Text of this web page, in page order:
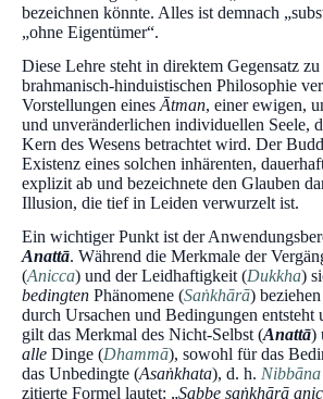
bezeichnen könnte. Alles ist demnach
„ohne Eigentümer“.
Diese Lehre steht in direktem Gegensatz
brahmanisch-hinduistischen Philosophie
Vorstellungen eines Ātman, einer ewigen,
und unveränderlichen individuellen Seele,
Kern des Wesens betrachtet wird. Der
Existenz eines solchen inhärenten,
explizit ab und bezeichnete den Glauben
Illusion, die tief in Leiden verwurzelt ist.
Ein wichtiger Punkt ist der
Anattā. Während die Merkmale der
(Anicca) und der Leidhaftigkeit (Dukkha)
bedingten Phänomene (Saṅkhārā)
durch Ursachen und Bedingungen entsteht
gilt das Merkmal des Nicht-Selbst (Anattā)
alle Dinge (Dhammā), sowohl für das
das Unbedingte (Asaṅkhata), d. h. Nibbāna
zitierte Formel lautet: „Sabbe saṅkhārā